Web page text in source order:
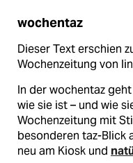
wochentaz
Dieser Text erschien
Wochenzeitung von
In der wochentaz
wie sie ist – und wie
Wochenzeitung mit
besonderen taz-Blick
neu am Kiosk und